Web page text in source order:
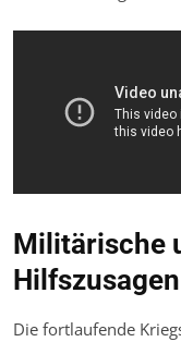
Militärische
Die fortlaufende